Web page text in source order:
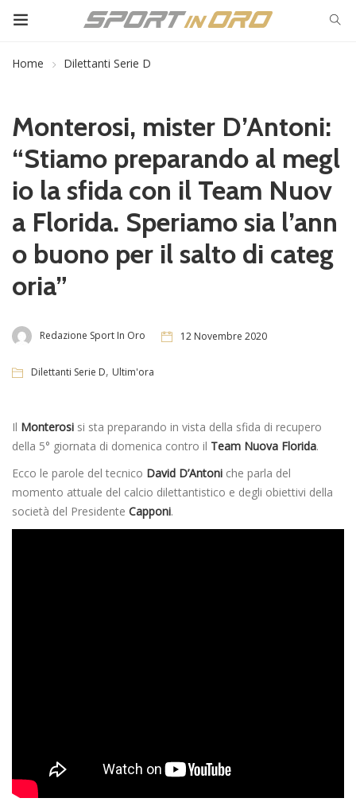
Home Dilettanti Serie D
Monterosi, mister D’Antoni:
“Stiamo preparando al megl
io la sfida con il Team Nuov
a Florida. Speriamo sia l’ann
o buono per il salto di categ
oria”
Redazione Sport In Oro 12 Novembre 2020
Dilettanti Serie D, Ultim'ora
Il Monterosi si sta preparando in vista della sfida di recupero
della 5° giornata di domenica contro il Team Nuova Florida.
Ecco le parole del tecnico David D’Antoni che parla del
momento attuale del calcio dilettantistico e degli obiettivi della
società del Presidente Capponi.